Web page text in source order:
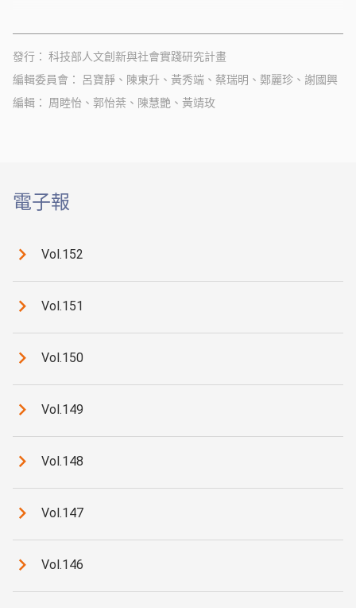
發行
科技部人文創新與社會實踐研究計畫
編輯委員會
呂寶靜、陳東升、黃秀端、蔡瑞明、鄭麗珍、謝國興
編輯
周睦怡、郭怡棻、陳慧艷、黃靖玫
電子報
Vol.152
Vol.151
Vol.150
Vol.149
Vol.148
Vol.147
Vol.146